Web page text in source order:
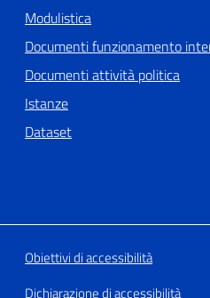
Modulistica
Documenti funzionamento
Documenti attività politica
Istanze
Dataset
Obiettivi di accessibilità
Dichiarazione di accessibilità